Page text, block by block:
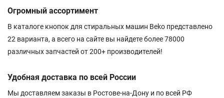
Огромный ассортимент
В каталоге кнопок для стиральных машин Beko представлено
22 варианта, а всего на сайте вы найдете более 78000
различных запчастей от 200+ производителей!
Удобная доставка по всей России
Мы доставляем заказы в Ростове-на-Дону и по всей РФ